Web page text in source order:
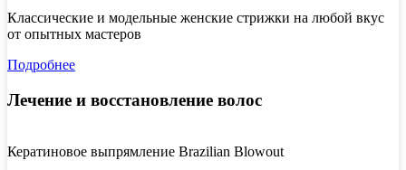
Классические и модельные женские стрижки на любой вкус
от опытных мастеров
Подробнее
Лечение и восстановление волос
Кератиновое выпрямление Brazilian Blowout